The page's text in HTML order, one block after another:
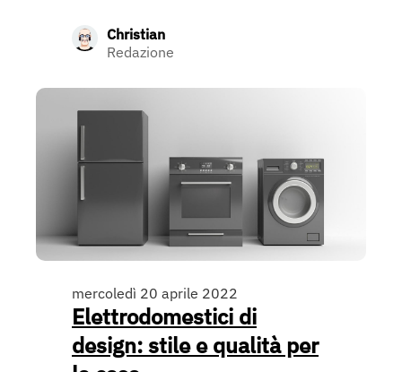
Christian
Redazione
mercoledì 20 aprile 2022
Elettrodomestici di
design: stile e qualità per